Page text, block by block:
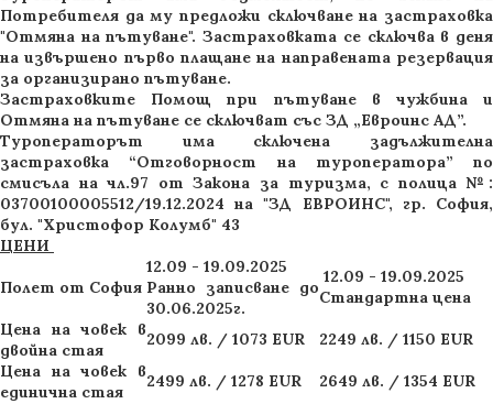
Потребителя да му предложи сключване на застраховка
"Отмяна на пътуване". Застраховката се сключва в деня
на извършено първо плащане на направената резервация
за организирано пътуване.
Застраховките Помощ при пътуване в чужбина и
Отмяна на пътуване се сключват със ЗД „Евроинс АД”.
Туроператорът има сключена задължителна
застраховка “Отговорност на туроператора” по
смисъла на чл.97 от Закона за туризма, с полица №:
03700100005512/19.12.2024 на "ЗД ЕВРОИНС", гр. София,
бул. "Христофор Колумб" 43
ЦЕНИ
Полет от София
12.09 - 19.09.2025
Ранно записване до
30.06.2025г.
12.09 - 19.09.2025
Стандартна цена
Цена на човек в
двойна стая
2099 лв. / 1073 EUR
2249 лв. / 1150 EUR
Цена на човек в
единична стая
2499 лв. / 1278 EUR 2649 лв. / 1354 EUR